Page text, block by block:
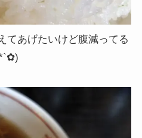
てあげたいけど腹減ってる